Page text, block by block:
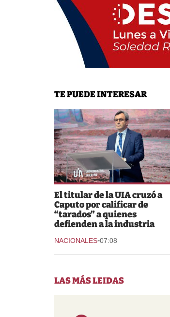
TE PUEDE INTERESAR
El titular de la UIA cruzó a
Caputo por calificar de
“tarados” a quienes
defienden a la industria
NACIONALES-07:08
LAS MÁS LEIDAS